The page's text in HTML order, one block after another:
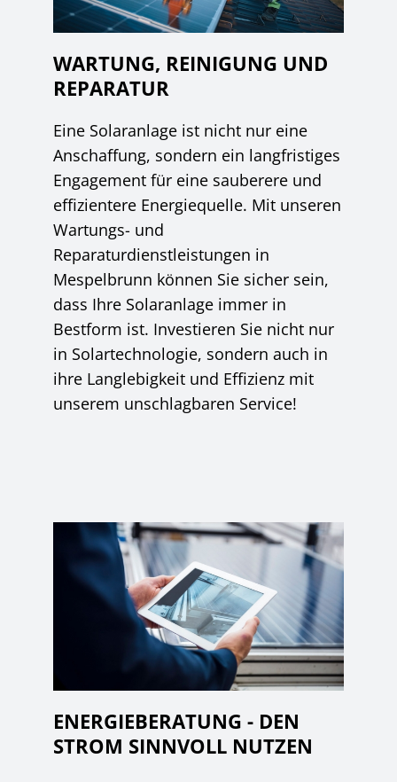
WARTUNG, REINIGUNG UND
REPARATUR
Eine Solaranlage ist nicht nur eine
Anschaffung, sondern ein langfristiges
Engagement für eine sauberere und
effizientere Energiequelle. Mit unseren
Wartungs- und
Reparaturdienstleistungen in
Mespelbrunn können Sie sicher sein,
dass Ihre Solaranlage immer in
Bestform ist. Investieren Sie nicht nur
in Solartechnologie, sondern auch in
ihre Langlebigkeit und Effizienz mit
unserem unschlagbaren Service!
ENERGIEBERATUNG - DEN
STROM SINNVOLL NUTZEN